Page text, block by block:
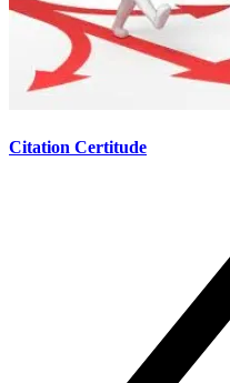
Citation Certitude